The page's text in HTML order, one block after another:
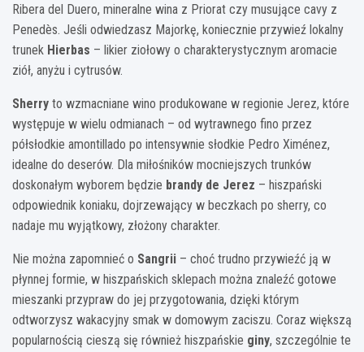
Ribera del Duero, mineralne wina z Priorat czy musujące cavy z
Penedès. Jeśli odwiedzasz Majorkę, koniecznie przywieź lokalny
trunek Hierbas – likier ziołowy o charakterystycznym aromacie
ziół, anyżu i cytrusów.
Sherry to wzmacniane wino produkowane w regionie Jerez, które
występuje w wielu odmianach – od wytrawnego fino przez
półsłodkie amontillado po intensywnie słodkie Pedro Ximénez,
idealne do deserów. Dla miłośników mocniejszych trunków
doskonałym wyborem będzie brandy de Jerez – hiszpański
odpowiednik koniaku, dojrzewający w beczkach po sherry, co
nadaje mu wyjątkowy, złożony charakter.
Nie można zapomnieć o Sangrii – choć trudno przywieźć ją w
płynnej formie, w hiszpańskich sklepach można znaleźć gotowe
mieszanki przypraw do jej przygotowania, dzięki którym
odtworzysz wakacyjny smak w domowym zaciszu. Coraz większą
popularnością cieszą się również hiszpańskie giny, szczególnie te